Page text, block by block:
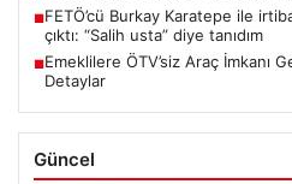
■FETÖ’cü Burkay Karatepe ile
çıktı: “Salih usta” diye tanıdım
■Emeklilere ÖTV’siz Araç İmkanı
Detaylar
Güncel